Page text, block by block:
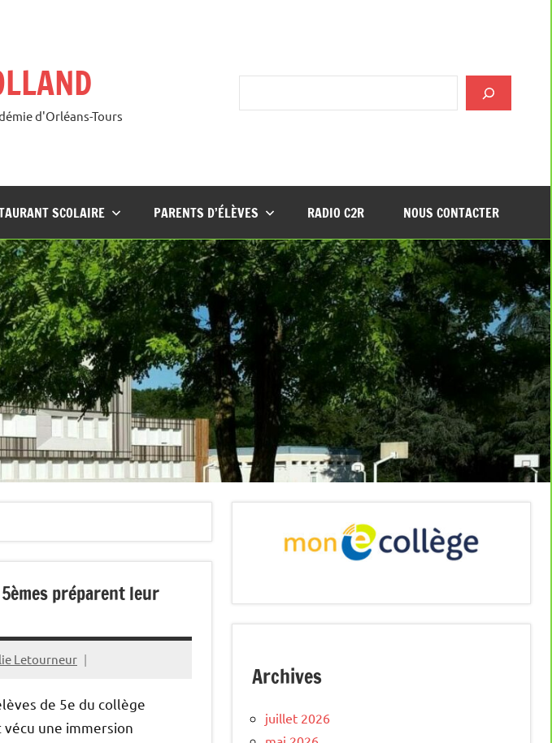
d'Orléans-Tours
SCOLAIRE PARENTS D’ÉLÈVES RADIO C2R NOUS CONTACTER
préparent leur
Letourneur
de 5e du collège
une immersion
Archives
juillet 2026